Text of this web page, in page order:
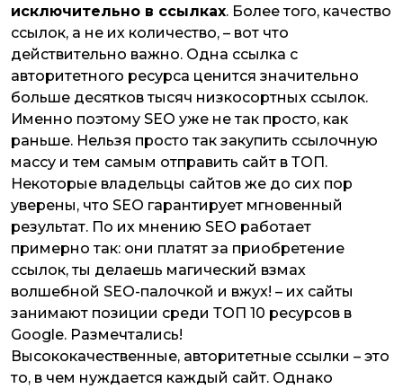
исключительно в ссылках. Более того, качество
ссылок, а не их количество, – вот что
действительно важно. Одна ссылка с
авторитетного ресурса ценится значительно
больше десятков тысяч низкосортных ссылок.
Именно поэтому SEO уже не так просто, как
раньше. Нельзя просто так закупить ссылочную
массу и тем самым отправить сайт в ТОП.
Некоторые владельцы сайтов же до сих пор
уверены, что SEO гарантирует мгновенный
результат. По их мнению SEO работает
примерно так: они платят за приобретение
ссылок, ты делаешь магический взмах
волшебной SEO-палочкой и вжух! – их сайты
занимают позиции среди ТОП 10 ресурсов в
Google. Размечтались!
Высококачественные, авторитетные ссылки – это
то, в чем нуждается каждый сайт. Однако